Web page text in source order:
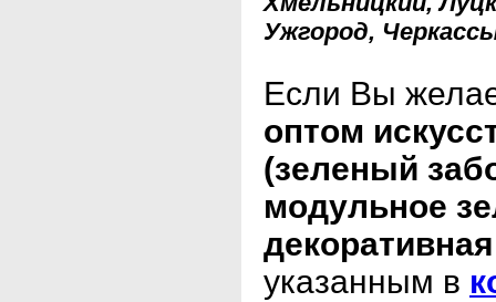
Ужгород,
Если Вы
оптом
(зеленый
модульное
указанным в